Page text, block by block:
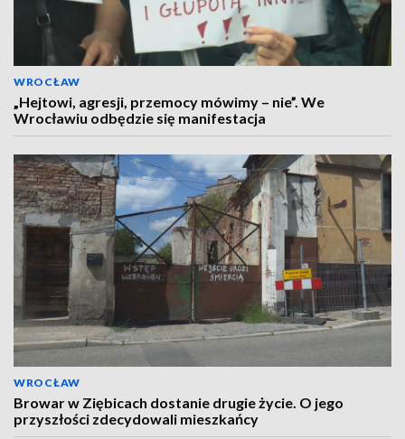
WROCŁAW
„Hejtowi, agresji, przemocy mówimy – nie”. We
Wrocławiu odbędzie się manifestacja
WROCŁAW
Browar w Ziębicach dostanie drugie życie. O jego
przyszłości zdecydowali mieszkańcy